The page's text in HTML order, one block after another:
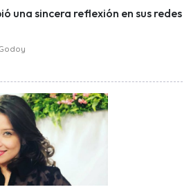
una sincera reflexión en sus redes